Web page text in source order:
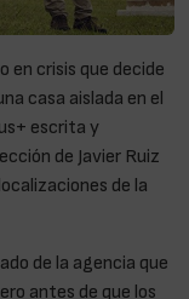
en crisis que decide
casa aislada en el
escrita y
de Javier Ruiz
de la
de la agencia que
antes de que los